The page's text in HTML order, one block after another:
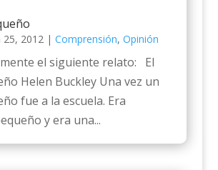
25, 2012 | Comprensión, Opinión
el siguiente relato: El
Helen Buckley Una vez un
fue a la escuela. Era
y era una...